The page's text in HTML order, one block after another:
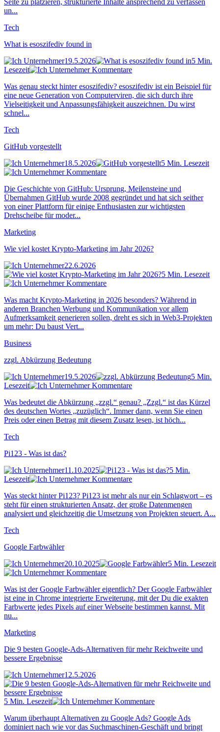
Seite zu platzieren, strukturierte Inhalte ansprechend zu verfassen
un...
Tech
What is esoszifediv found in
19.5.2026
5 Min.
Lesezeit
Kommentare
Was genau steckt hinter esoszifediv? esoszifediv ist ein Beispiel für
eine neue Generation von Computerviren, die sich durch ihre
Vielseitigkeit und Anpassungsfähigkeit auszeichnen. Du wirst
schnel...
Tech
GitHub vorgestellt
18.5.2026
5 Min. Lesezeit
Kommentare
Die Geschichte von GitHub: Ursprung, Meilensteine und
Übernahmen GitHub wurde 2008 gegründet und hat sich seither
von einer Plattform für einige Enthusiasten zur wichtigsten
Drehscheibe für moder...
Marketing
Wie viel kostet Krypto-Marketing im Jahr 2026?
22.6.2026
5 Min. Lesezeit
Kommentare
Was macht Krypto-Marketing in 2026 besonders? Während in
anderen Branchen Werbung und Kommunikation vor allem
Aufmerksamkeit generieren sollen, dreht es sich in Web3-Projekten
um mehr: Du baust Vert...
Business
zzgl. Abkürzung Bedeutung
19.5.2026
5 Min.
Lesezeit
Kommentare
Was bedeutet die Abkürzung „zzgl.“ genau? „Zzgl.“ ist das Kürzel
des deutschen Wortes „zuzüglich“. Immer dann, wenn Sie einen
Preis oder einen Betrag mit diesem Zusatz lesen, ist höch...
Tech
Pi123 - Was ist das?
11.10.2025
5 Min.
Lesezeit
Kommentare
Was steckt hinter Pi123? Pi123 ist mehr als nur ein Schlagwort – es
steht für einen strukturierten Ansatz, der große Datenmengen
analysiert und gleichzeitig die Umsetzung von Projekten steuert. A...
Tech
Google Farbwähler
20.10.2025
5 Min. Lesezeit
Kommentare
Was ist der Google Farbwähler eigentlich? Der Google Farbwähler
ist eine in Chrome integrierte Erweiterung, mit der Du die exakten
Farbwerte jedes Pixels auf einer Webseite bestimmen kannst. Mit
nu...
Marketing
Die 9 besten Google-Ads-Alternativen für mehr Reichweite und
bessere Ergebnisse
12.5.2026
5 Min. Lesezeit
Kommentare
Warum überhaupt Alternativen zu Google Ads? Google Ads
dominiert nach wie vor das Suchmaschinen-Geschäft und bringt